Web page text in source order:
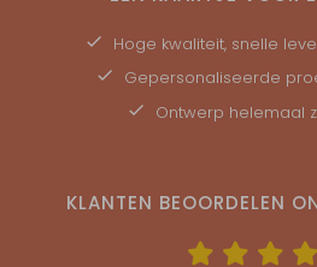
Hoge kwaliteit, snelle
Gepersonaliseerde
Ontwerp helemaal
KLANTEN BEOORDELEN